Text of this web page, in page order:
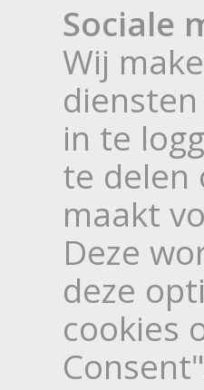
Sociale
Wij
in te
te delen
maakt
Deze
deze
cookies